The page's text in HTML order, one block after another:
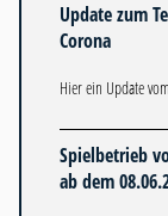
Update zum
Corona
Hier ein Update
Spielbetrieb
ab dem